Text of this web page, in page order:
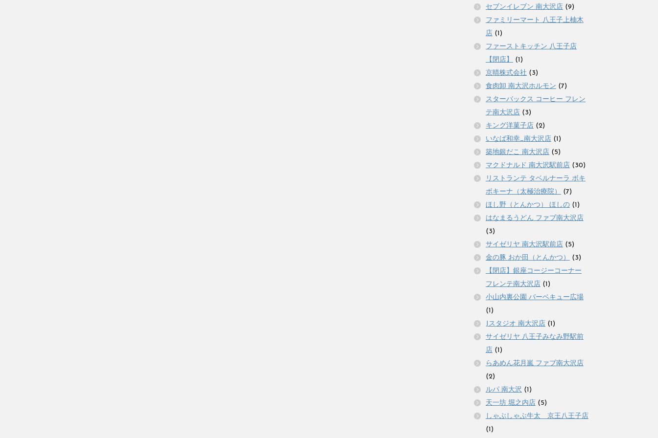
セブンイレブン 南大沢店 (9)
ファミリーマート 八王子上柚木
店 (1)
ファーストキッチン 八王子店
【閉店】
(1)
京晴株式会社 (3)
食肉卸 南大沢ホルモン (7)
スターバックス コーヒー フレン
テ南大沢店 (3)
キング洋菓子店 (2)
いなば和幸_南大沢店 (1)
築地銀だこ 南大沢店 (5)
マクドナルド 南大沢駅前店 (30)
リストランテ タベルナーラ ボキ
ボキーナ（太極治療院）
(7)
ほし野（とんかつ） ほしの (1)
はなまるうどん ファブ南大沢店
(3)
サイゼリヤ 南大沢駅前店 (5)
金の豚 おか田（とんかつ）
(3)
【閉店】銀座コージーコーナー
フレンテ南大沢店 (1)
小山内裏公園 バーベキュー広場
(1)
Jスタジオ 南大沢店 (1)
サイゼリヤ 八王子みなみ野駅前
店 (1)
らあめん花月嵐 ファブ南大沢店
(2)
ルパ 南大沢 (1)
天一坊 堀之内店 (5)
しゃぶしゃぶ牛太 京王八王子店
(1)